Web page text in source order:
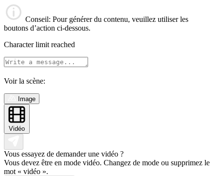
Conseil: Pour générer du contenu, veuillez utiliser les
boutons d’action ci-dessous.
Character limit reached
Voir la scène:
Image
Vidéo
Vous essayez de demander une vidéo ?
Vous devez être en mode vidéo. Changez de mode ou supprimez le
mot « vidéo ».